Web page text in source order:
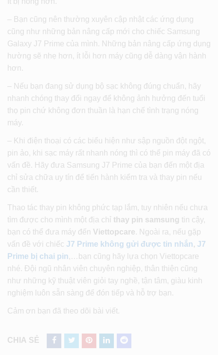
– Bạn cũng nên thường xuyên cập nhật các ứng dụng
cũng như những bản nâng cấp mới cho chiếc Samsung
Galaxy J7 Prime của mình. Những bản nâng cấp ứng dụng
hường sẽ nhẹ hơn, ít lỗi hơn máy cũng dễ dàng vận hành
hơn.
– Nếu bạn đang sử dụng bộ sạc không đúng chuẩn, hãy
nhanh chóng thay đổi ngay để không ảnh hưởng đến tuổi
thọ pin chứ không đơn thuần là hạn chế tình trạng nóng
máy.
– Khi điện thoại có các biểu hiện như sập nguồn đột ngột,
pin ảo, khi sạc máy rất nhanh nóng thì có thể pin máy đã có
vấn đề. Hãy đưa Samsung J7 Prime của bạn đến một địa
chỉ sửa chữa uy tín để tiến hành kiểm tra và thay pin nếu
cần thiết.
Thao tác thay pin không phức tạp lắm, tuy nhiên nếu chưa
tìm được cho mình một địa chỉ thay pin samsung tin cậy,
bạn có thể đưa máy đến Viettopcare. Ngoài ra, nếu gặp
vấn đề với chiếc J7 Prime không gửi được tin nhắn, J7
Prime bị chai pin,…bạn cũng hãy lựa chọn Viettopcare
nhé. Đội ngũ nhân viên chuyên nghiệp, thân thiện cũng
như những kỹ thuật viên giỏi tay nghề, tận tâm, giàu kinh
nghiệm luôn sẵn sàng để đón tiếp và hỗ trợ bạn.
Cảm ơn bạn đã theo dõi bài viết.
CHIA SẺ